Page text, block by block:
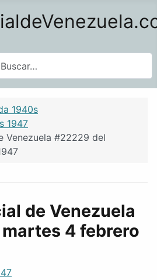
1940s
1947
Venezuela #22229 del
de Venezuela
4 febrero